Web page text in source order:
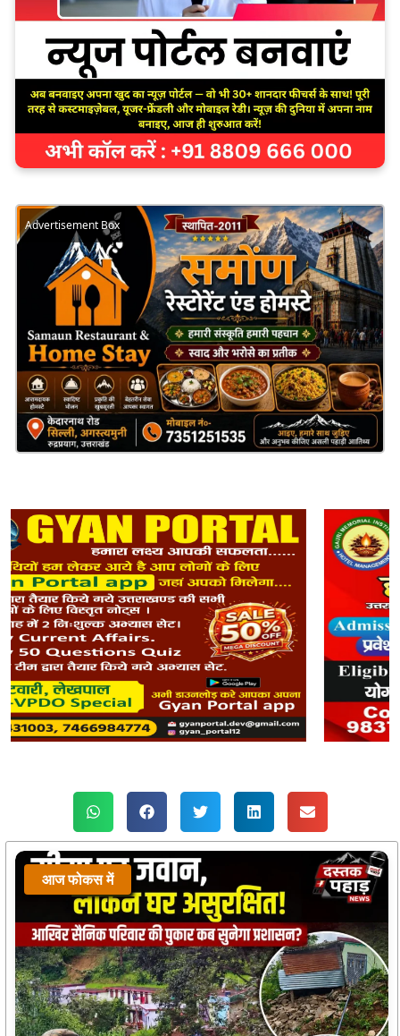
Advertisement Box
आज फोकस में
आज फोकस में